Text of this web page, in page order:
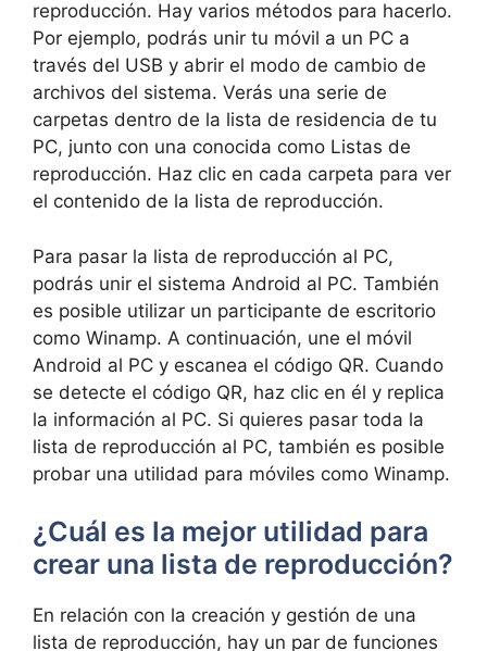
reproducción. Hay varios métodos para hacerlo.
Por ejemplo, podrás unir tu móvil a un PC a
través del USB y abrir el modo de cambio de
archivos del sistema. Verás una serie de
carpetas dentro de la lista de residencia de tu
PC, junto con una conocida como Listas de
reproducción. Haz clic en cada carpeta para ver
el contenido de la lista de reproducción.
Para pasar la lista de reproducción al PC,
podrás unir el sistema Android al PC. También
es posible utilizar un participante de escritorio
como Winamp. A continuación, une el móvil
Android al PC y escanea el código QR. Cuando
se detecte el código QR, haz clic en él y replica
la información al PC. Si quieres pasar toda la
lista de reproducción al PC, también es posible
probar una utilidad para móviles como Winamp.
¿Cuál es la mejor utilidad para
crear una lista de reproducción?
En relación con la creación y gestión de una
lista de reproducción, hay un par de funciones